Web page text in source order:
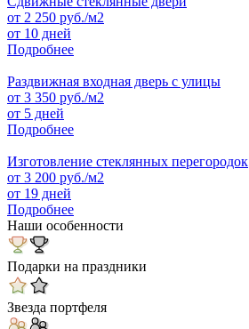
от 2 250 руб./м2
от 10 дней
Подробнее
Раздвижная входная дверь с улицы
от 3 350 руб./м2
от 5 дней
Подробнее
Изготовление стеклянных перегородок
от 3 200 руб./м2
от 19 дней
Подробнее
Наши особенности
Подарки на праздники
Звезда портфеля